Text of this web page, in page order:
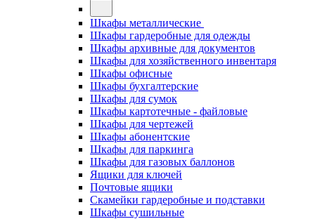
Шкафы металлические
Шкафы гардеробные для одежды
Шкафы архивные для документов
Шкафы для хозяйственного инвентаря
Шкафы офисные
Шкафы бухгалтерские
Шкафы для сумок
Шкафы картотечные - файловые
Шкафы для чертежей
Шкафы абонентские
Шкафы для паркинга
Шкафы для газовых баллонов
Ящики для ключей
Почтовые ящики
Скамейки гардеробные и подставки
Шкафы сушильные